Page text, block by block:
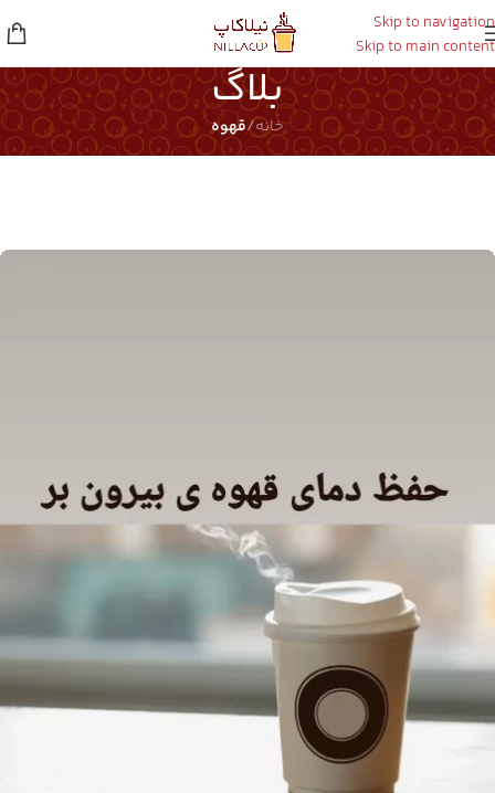
Skip to navigation
Skip to main content
بلاگ
خانه/قهوه